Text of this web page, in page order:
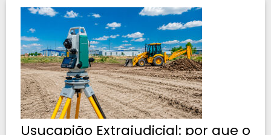
Usucapião Extrajudicial: por que o